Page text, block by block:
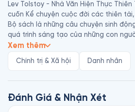
Lev Tolstoy - Nhà Văn Hiện Thực
cuốn Kể chuyện cuộc đời các thiên
Bộ sách là những câu chuyện sinh
quá trình sáng tạo của những con
đổi cả thế giới.
Bá tước Lev Nikolayevich Tolstoy
Nobel Hòa bình vào các năm 1901,
một gia đình quý tộc Nga vào năm
Xem thêm
Chính trị & Xã hội Danh nhân
Đánh Giá & Nhận Xét